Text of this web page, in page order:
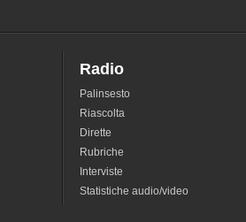
Radio
Palinsesto
Riascolta
Dirette
Rubriche
Interviste
Statistiche audio/video